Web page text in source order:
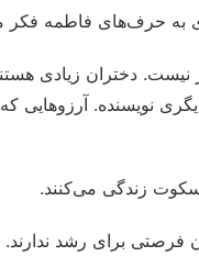
به حرف‌های فاطمه
دختران زیادی
نویسنده. آرزوهایی
سکوت زندگی می‌کنند.
فرصتی برای رشد ندارند.